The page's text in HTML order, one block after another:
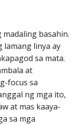
basahin.
lamang linya ay
sa mata.
at
focus sa
ng mga ito,
at mas kaaya-
sa mga